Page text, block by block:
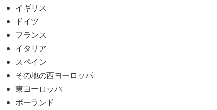
イギリス
ドイツ
フランス
イタリア
スペイン
その地の西ヨーロッパ
東ヨーロッパ
ポーランド